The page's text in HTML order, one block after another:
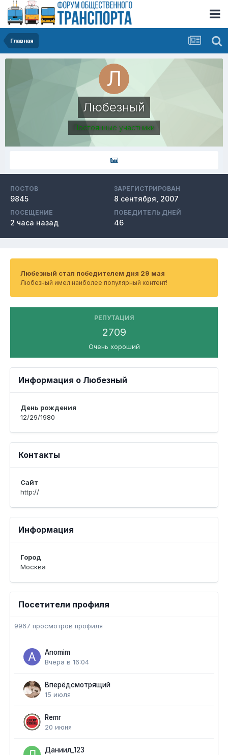
Главная
Любезный
Постоянные участники
ПОСТОВ
9845
ЗАРЕГИСТРИРОВАН
8 сентября, 2007
ПОСЕЩЕНИЕ
2 часа назад
ПОБЕДИТЕЛЬ ДНЕЙ
46
Любезный стал победителем дня 29 мая
Любезный имел наиболее популярный контент!
РЕПУТАЦИЯ
2709
Очень хороший
Информация о Любезный
День рождения
12/29/1980
Контакты
Сайт
http://
Информация
Город
Москва
Посетители профиля
9967 просмотров профиля
Anomim
Вчера в 16:04
Вперёдсмотрящий
15 июля
Remr
20 июня
Даниил_123